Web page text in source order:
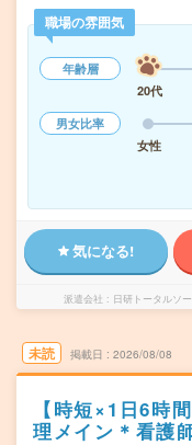
職場の雰囲気
年齢層
20代
男女比率
女性
気になる!
派遣会社 日研トータルソ
未読 掲載日 2026/08/08
【時短×1日6時
理メイン＊看護